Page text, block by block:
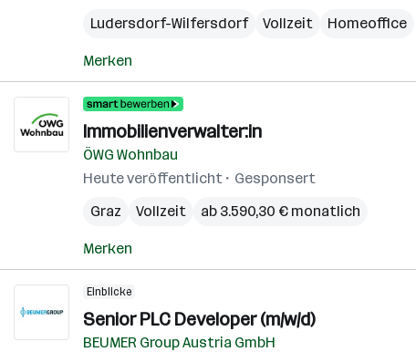
Ludersdorf-Wilfersdorf
Vollzeit Homeoffice
Merken
Immobilienverwalter:in
ÖWG Wohnbau
Heute veröffentlicht
Gesponsert
Graz
Vollzeit ab 3.590,30 € monatlich
Merken
Einblicke
Senior PLC Developer (m/w/d)
BEUMER Group Austria GmbH